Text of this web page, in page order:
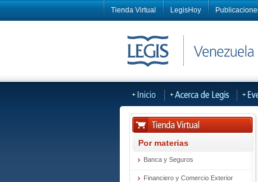
Tienda Virtual LegisHoy
Por materias
Banca y Seguros
Financiero y Comercio Exterior